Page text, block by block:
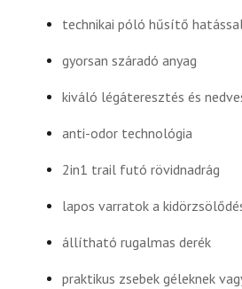
technikai póló hűsítő
gyorsan száradó anyag
kiváló légáteresztés és
anti-odor technológia
2in1 trail futó rövidnadrág
lapos varratok a
állítható rugalmas derék
praktikus zsebek géleknek